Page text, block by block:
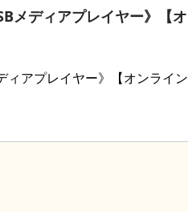
メディアプレイヤー》【オ
ィアプレイヤー》【オンライン